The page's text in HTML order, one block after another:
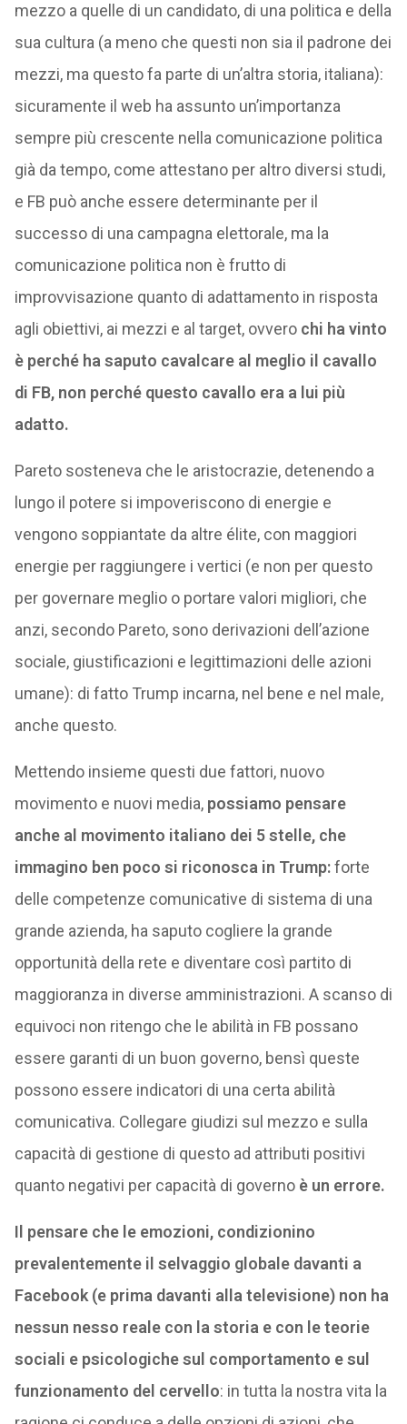
mezzo a quelle di un candidato, di una politica e della
sua cultura (a meno che questi non sia il padrone dei
mezzi, ma questo fa parte di un’altra storia, italiana):
sicuramente il web ha assunto un’importanza
sempre più crescente nella comunicazione politica
già da tempo, come attestano per altro diversi studi,
e FB può anche essere determinante per il
successo di una campagna elettorale, ma la
comunicazione politica non è frutto di
improvvisazione quanto di adattamento in risposta
agli obiettivi, ai mezzi e al target, ovvero chi ha vinto
è perché ha saputo cavalcare al meglio il cavallo
di FB, non perché questo cavallo era a lui più
adatto.
Pareto sosteneva che le aristocrazie, detenendo a
lungo il potere si impoveriscono di energie e
vengono soppiantate da altre élite, con maggiori
energie per raggiungere i vertici (e non per questo
per governare meglio o portare valori migliori, che
anzi, secondo Pareto, sono derivazioni dell’azione
sociale, giustificazioni e legittimazioni delle azioni
umane): di fatto Trump incarna, nel bene e nel male,
anche questo.
Mettendo insieme questi due fattori, nuovo
movimento e nuovi media, possiamo pensare
anche al movimento italiano dei 5 stelle, che
immagino ben poco si riconosca in Trump:forte
delle competenze comunicative di sistema di una
grande azienda, ha saputo cogliere la grande
opportunità della rete e diventare così partito di
maggioranza in diverse amministrazioni. A scanso di
equivoci non ritengo che le abilità in FB possano
essere garanti di un buon governo, bensì queste
possono essere indicatori di una certa abilità
comunicativa. Collegare giudizi sul mezzo e sulla
capacità di gestione di questo ad attributi positivi
quanto negativi per capacità di governo è un errore.
Il pensare che le emozioni, condizionino
prevalentemente il selvaggio globale davanti a
Facebook (e prima davanti alla televisione) non ha
nessun nesso reale con la storia e con le teorie
sociali e psicologiche sul comportamento e sul
funzionamento del cervello: in tutta la nostra vita la